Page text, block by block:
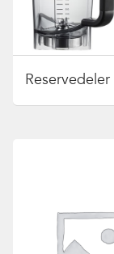
Reservedeler